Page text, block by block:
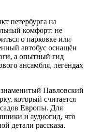
петербурга на
комфорт: не
о парковке или
автобус оснащён
а опытный гид
ансамбля, легендах
Павловский
который считается
Европы. Для
и аудиогид, что
детали рассказа.